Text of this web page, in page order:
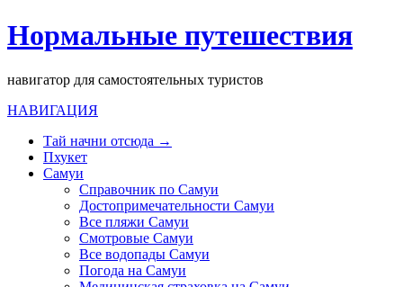
Нормальные путешествия
навигатор для самостоятельных туристов
НАВИГАЦИЯ
Тай начни отсюда →
Пхукет
Самуи
Справочник по Самуи
Достопримечательности Самуи
Все пляжи Самуи
Смотровые Самуи
Все водопады Самуи
Погода на Самуи